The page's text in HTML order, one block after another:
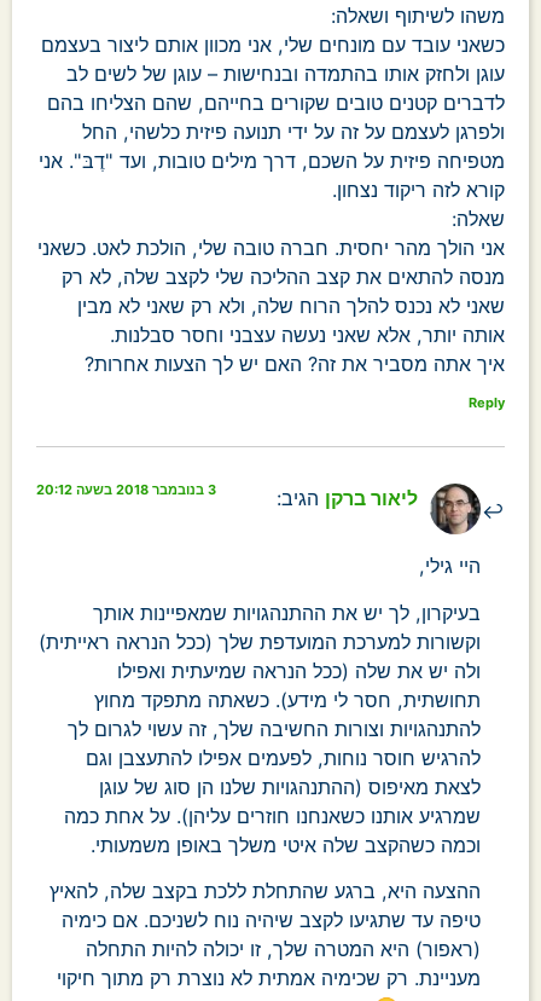
משהו לשיתוף ושאלה:
כשאני עובד עם מונחים שלי, אני מכוון אותם ליצור בעצמם
עוגן ולחזק אותו בהתמדה ובנחישות – עוגן של לשים לב
לדברים קטנים טובים שקורים בחייהם, שהם הצליחו בהם
ולפרגן לעצמם על זה על ידי תנועה פיזית כלשהי, החל
מטפיחה פיזית על השכם, דרך מילים טובות, ועד "דֶבּ". אני
קורא לזה ריקוד נצחון.
שאלה:
אני הולך מהר יחסית. חברה טובה שלי, הולכת לאט. כשאני
מנסה להתאים את קצב ההליכה שלי לקצב שלה, לא רק
שאני לא נכנס להלך הרוח שלה, ולא רק שאני לא מבין
אותה יותר, אלא שאני נעשה עצבני וחסר סבלנות.
איך אתה מסביר את זה? האם יש לך הצעות אחרות?
Reply
ליאור ברקן הגיב: 3 בנובמבר 2018 בשעה 20:12
היי גילי,
בעיקרון, לך יש את ההתנהגויות שמאפיינות אותך
וקשורות למערכת המועדפת שלך (ככל הנראה ראייתית)
ולה יש את שלה (ככל הנראה שמיעתית ואפילו
תחושתית, חסר לי מידע). כשאתה מתפקד מחוץ
להתנהגויות וצורות החשיבה שלך, זה עשוי לגרום לך
להרגיש חוסר נוחות, לפעמים אפילו להתעצבן וגם
לצאת מאיפוס (ההתנהגויות שלנו הן סוג של עוגן
שמרגיע אותנו כשאנחנו חוזרים עליהן). על אחת כמה
וכמה כשהקצב שלה איטי משלך באופן משמעותי.
ההצעה היא, ברגע שהתחלת ללכת בקצב שלה, להאיץ
טיפה עד שתגיעו לקצב שיהיה נוח לשניכם. אם כימיה
(ראפור) היא המטרה שלך, זו יכולה להיות התחלה
מעניינת. רק שכימיה אמתית לא נוצרת רק מתוך חיקוי